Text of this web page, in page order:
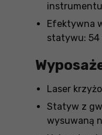
Efektywna
statywu: 54
Laser
Statyw z
wysuwaną